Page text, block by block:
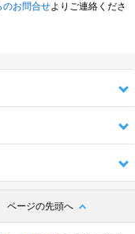
のお問合せよりご連絡くださ
ページの先頭へ